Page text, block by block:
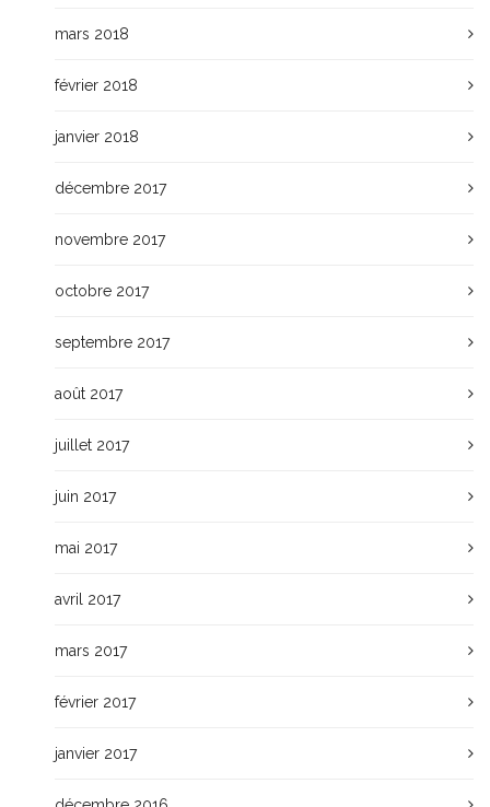
mars 2018
février 2018
janvier 2018
décembre 2017
novembre 2017
octobre 2017
septembre 2017
août 2017
juillet 2017
juin 2017
mai 2017
avril 2017
mars 2017
février 2017
janvier 2017